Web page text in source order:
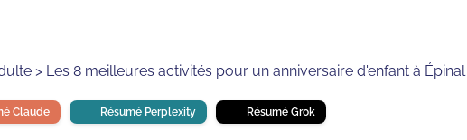
> Les 8 meilleures activités pour un anniversaire d'enfant à Épinal
Claude Résumé Perplexity Résumé Grok